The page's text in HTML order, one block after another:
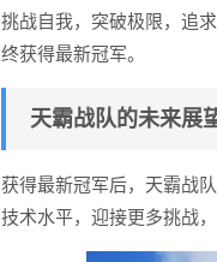
挑战自我，突破极限，追
终获得最新冠军。
天霸战队的未来展
获得最新冠军后，天霸战
技术水平，迎接更多挑战